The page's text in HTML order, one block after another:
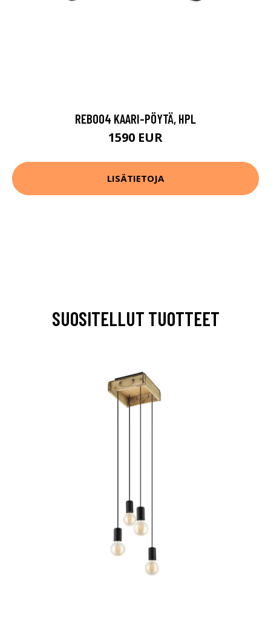
REB004 KAARI-PÖYTÄ, HPL
1590 EUR
LISÄTIETOJA
SUOSITELLUT TUOTTEET